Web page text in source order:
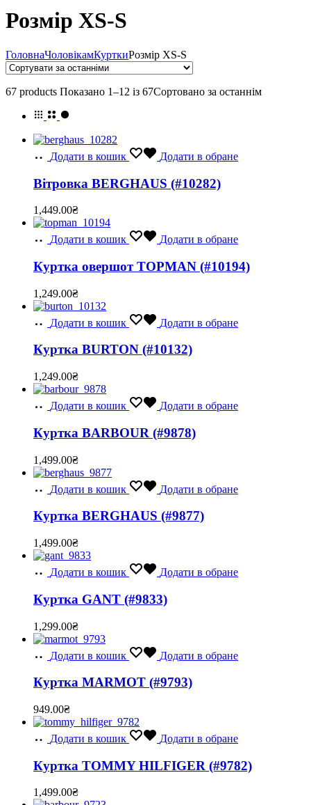
Розмір XS-S
ГоловнаЧоловікамКурткиРозмір XS-S
67 products Показано 1–12 із 67Сортовано за останнім
Додати в кошик Додати в обране
Вітровка BERGHAUS (#10282)
1,449.00₴
Додати в кошик Додати в обране
Куртка овершот TOPMAN (#10194)
1,249.00₴
Додати в кошик Додати в обране
Куртка BURTON (#10132)
1,249.00₴
Додати в кошик Додати в обране
Куртка BARBOUR (#9878)
1,499.00₴
Додати в кошик Додати в обране
Куртка BERGHAUS (#9877)
1,499.00₴
Додати в кошик Додати в обране
Куртка GANT (#9833)
1,299.00₴
Додати в кошик Додати в обране
Куртка MARMOT (#9793)
949.00₴
Додати в кошик Додати в обране
Куртка TOMMY HILFIGER (#9782)
1,499.00₴